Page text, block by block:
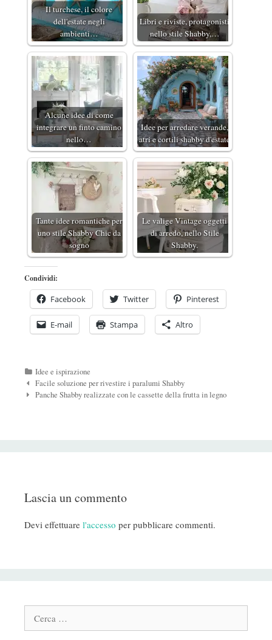
Il turchese, il colore
dell'estate negli
ambienti…
Libri e riviste, protagonisti
nello stile Shabby,…
Alcune idee di come
integrare un finto camino
nello…
Idee per arredare verande,
atri e cortili shabby d'estate
Tante idee romantiche per
uno stile Shabby Chic da
sogno
Le valige Vintage oggetti
di arredo, nello Stile
Shabby.
Condividi:
Facebook Twitter Pinterest
E-mail Stampa Altro
Categorie
Idee e ispirazione
Navigazione
Post
Facile soluzione per rivestire i paralumi Shabby
Panche Shabby realizzate con le cassette della frutta in legno
Lascia un commento
Devi effettuare l'accesso per pubblicare commenti.
Cerca: